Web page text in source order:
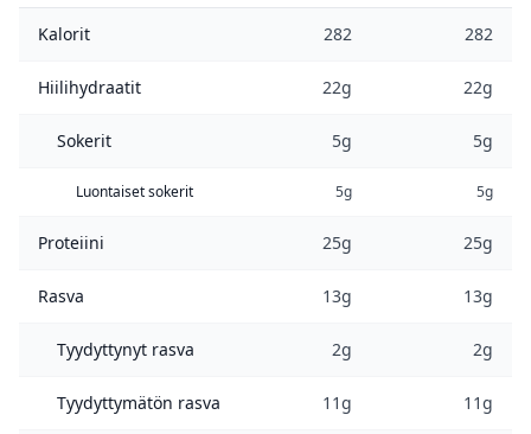
Kalorit 282 282
Hiilihydraatit 22g 22g
Sokerit 5g 5g
Luontaiset sokerit 5g 5g
Proteiini 25g 25g
Rasva 13g 13g
Tyydyttynyt rasva 2g 2g
Tyydyttymätön rasva 11g 11g